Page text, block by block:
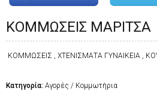
ΚΟΜΜΩΣΕΙΣ ΜΑΡΙΤΣΑ
ΚΟΜΜΩΣΕΙΣ , ΧΤΕΝΙΣΜΑΤΑ ΓΥΝΑΙΚΕΙΑ ,
Κατηγορία: Αγορές / Κομμωτήρια